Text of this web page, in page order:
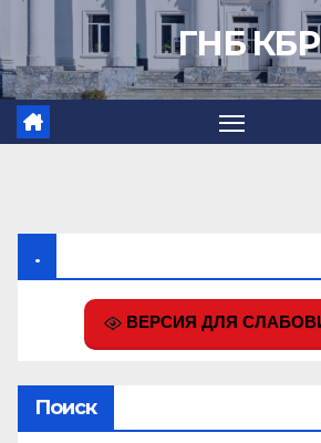
ГНБ КБР
.
ВЕРСИЯ ДЛЯ
Поиск